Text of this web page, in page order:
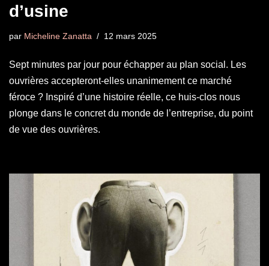
d’usine
par Micheline Zanatta 12 mars 2025
Sept minutes par jour pour échapper au plan social. Les
ouvrières accepteront-elles unanimement ce marché
féroce ? Inspiré d’une histoire réelle, ce huis-clos nous
plonge dans le concret du monde de l’entreprise, du point
de vue des ouvrières.